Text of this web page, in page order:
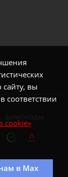
вы
соответствии
cookie»
в Max
дымоходы